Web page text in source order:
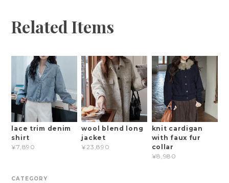
Related Items
lace trim denim
shirt
¥7,890
wool blend long
jacket
¥23,890
knit cardigan
with faux fur
collar
¥8,980
CATEGORY